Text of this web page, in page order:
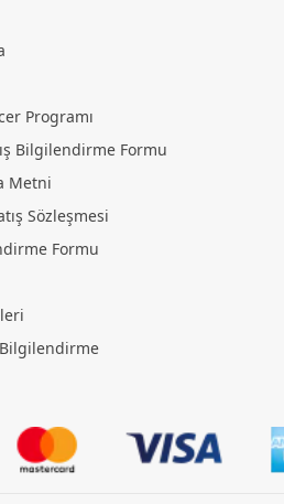
Programı
Bilgilendirme Formu
Metni
Sözleşmesi
Formu